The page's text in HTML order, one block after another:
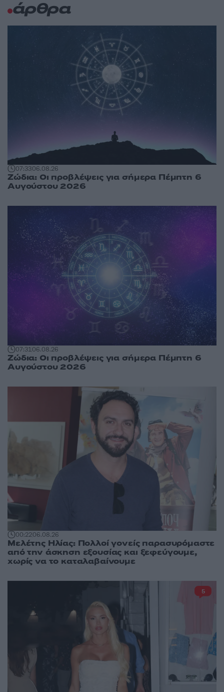
άρθρα
07:3306.08.26
Ζώδια: Οι προβλέψεις για σήμερα Πέμπτη 6
Αυγούστου 2026
07:3106.08.26
Ζώδια: Οι προβλέψεις για σήμερα Πέμπτη 6
Αυγούστου 2026
00:2206.08.26
Μελέτης Ηλίας: Πολλοί γονείς παρασυρόμαστε
από την άσκηση εξουσίας και ξεφεύγουμε,
χωρίς να το καταλαβαίνουμε
5